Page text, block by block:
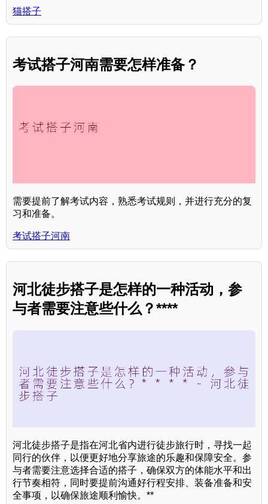
猫搭子
考试搭子河南需要怎样准备？
需要提前了解考试内容，熟悉考试规则，并进行充分的复
习和准备。
考试搭子河南
河北徒步搭子是怎样的一种活动，参
与者需要注意些什么？****
河北徒步搭子是指在河北省内进行徒步旅行时，寻找一起
同行的伙伴，以便更好地分享旅途的乐趣和保障安全。参
与者需要注意选择合适的搭子，确保双方的体能水平和出
行节奏相符，同时要提前沟通好行程安排、装备准备和安
全事项，以确保旅途顺利愉快。**